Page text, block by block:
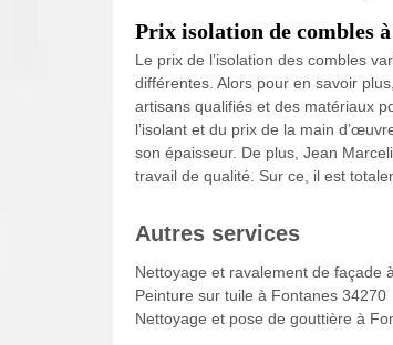
Prix isolation de combles
Le prix de l’isolation des combles
différentes. Alors pour en savoir
artisans qualifiés et des matériaux
l’isolant et du prix de la main
son épaisseur. De plus, Jean
travail de qualité. Sur ce, il est
Autres services
Nettoyage et ravalement de façade
Peinture sur tuile à Fontanes 34270
Nettoyage et pose de gouttière à